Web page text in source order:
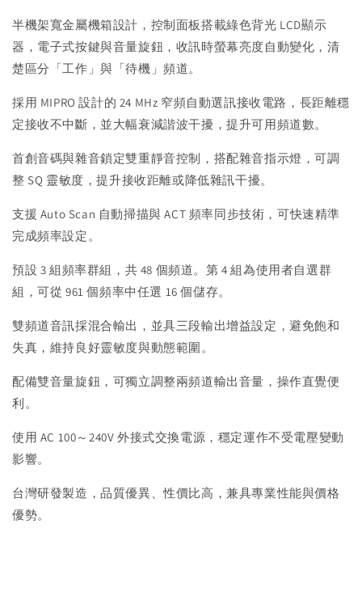
半機架寬金屬機箱設計，控制面板搭載綠色背光 LCD顯示
器，電子式按鍵與音量旋鈕，收訊時螢幕亮度自動變化，清
楚區分「工作」與「待機」頻道。
採用 MIPRO 設計的 24 MHz 窄頻自動選訊接收電路，長距離穩
定接收不中斷，並大幅衰減諧波干擾，提升可用頻道數。
首創音碼與雜音鎖定雙重靜音控制，搭配雜音指示燈，可調
整 SQ 靈敏度，提升接收距離或降低雜訊干擾。
支援 Auto Scan 自動掃描與 ACT 頻率同步技術，可快速精準
完成頻率設定。
預設 3 組頻率群組，共 48 個頻道。第 4 組為使用者自選群
組，可從 961 個頻率中任選 16 個儲存。
雙頻道音訊採混合輸出，並具三段輸出增益設定，避免飽和
失真，維持良好靈敏度與動態範圍。
配備雙音量旋鈕，可獨立調整兩頻道輸出音量，操作直覺便
利。
使用 AC 100～240V 外接式交換電源，穩定運作不受電壓變動
影響。
台灣研發製造，品質優異、性價比高，兼具專業性能與價格
優勢。